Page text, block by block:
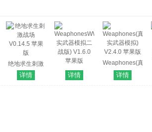
绝地求生刺激
战场 V0.14.5
苹果版
详情
WeaphonesWW2(真
实武器模拟二
详情
Weaphones(真
实武器模拟)
V2.4.0 苹果版
详情